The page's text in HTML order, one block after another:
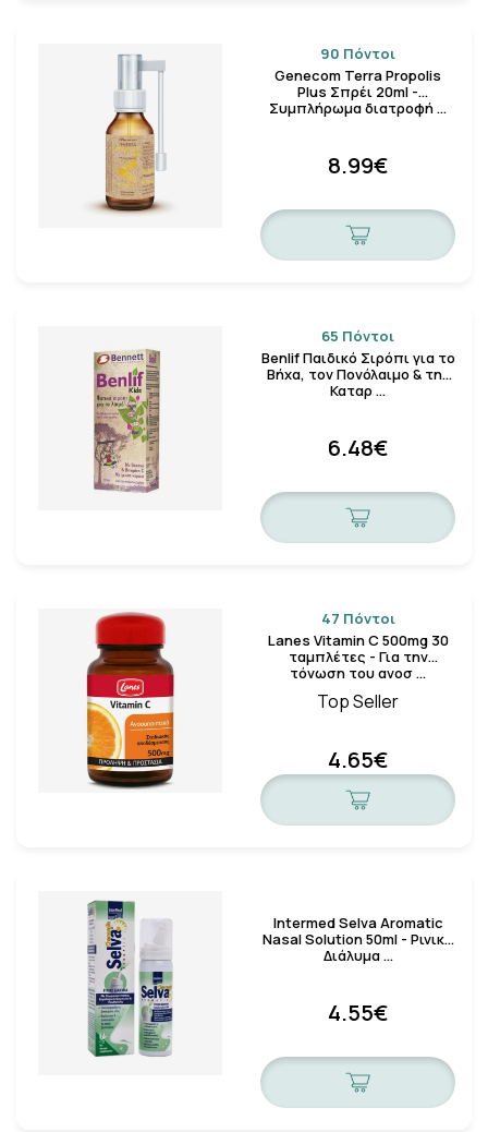
90 Πόντοι
Genecom Terra Propolis
Plus Σπρέι 20ml -
Συμπλήρωμα διατροφή …
8.99€
65 Πόντοι
Benlif Παιδικό Σιρόπι για το
Βήχα, τον Πονόλαιμο & την
Καταρ …
6.48€
47 Πόντοι
Lanes Vitamin C 500mg 30
ταμπλέτες - Για την
τόνωση του ανοσ …
Top Seller
4.65€
Intermed Selva Aromatic
Nasal Solution 50ml - Ρινικό
Διάλυμα …
4.55€